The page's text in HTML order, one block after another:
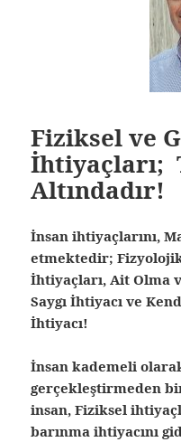
Fiziksel ve
İhtiyaçları;
Altındadır!
İnsan ihtiyaçlarını,
etmektedir;
İhtiyaçları, Ait Olma
Saygı İhtiyacı ve
İhtiyacı!
İnsan kademeli
gerçekleştirmeden
insan, Fiziksel
barınma ihtiyacını